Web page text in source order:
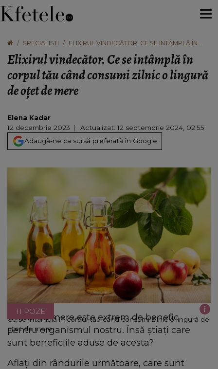
SPECIALISTI
ELIXIRUL VINDECĂTOR. CE SE INTÂMPLĂ ÎN
LINGURĂ DE OȚET DE MERE
Elixirul vindecător. Ce se intâmplă în
corpul tău când consumi zilnic o lingură
de oțet de mere
Elena Kadar
12 decembrie 2023
Actualizat: 12 septembrie 2024, 02:55
Adaugă-ne ca sursă preferată în Google
Ce se intâmplă în corpul tău când consumi zilnic o lingură de
oțet de mere
11 POZE
Oțetul de mere este extrem de benefic
pentru organismul nostru. Însă știați care
sunt beneficiile aduse de acesta?
Aflați din rândurile următoare, care sunt